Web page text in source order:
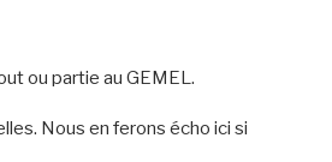
ou partie au GEMEL.
Nous en ferons écho ici si